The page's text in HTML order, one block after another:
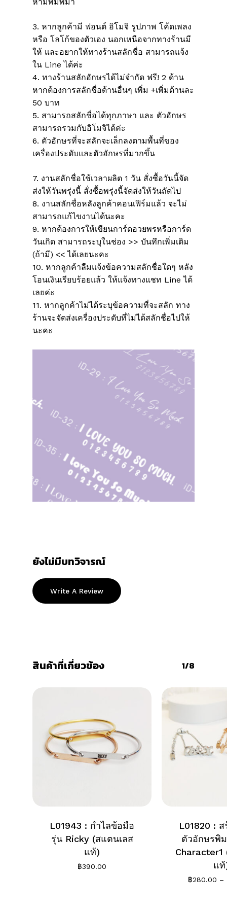
3. หากลูกค้ามี ฟอนต์ อิโมจิ รูปภาพ โค้ดเพลง
หรือ โลโก้ของตัวเอง นอกเหนือจากทางร้านมี
ให้ และอยากให้ทางร้านสลักชื่อ สามารถแจ้ง
ใน Line ได้ค่ะ
4. ทางร้านสลักอักษรได้ไม่จำกัด ฟรี! 2 ด้าน
หากต้องการสลักชื่อด้านอื่นๆ เพิ่ม +เพิ่มด้านละ
50 บาท
5. สามารถสลักชื่อได้ทุกภาษา และ ตัวอักษร
สามารถรวมกับอิโมจิได้ค่ะ
6. ตัวอักษรที่จะสลักจะเล็กลงตามพื้นที่ของ
เครื่องประดับและตัวอักษรที่มากขึ้น
7. งานสลักชื่อใช้เวลาผลิต 1 วัน สั่งซื้อวันนี้จัด
ส่งให้วันพรุ่งนี้ สั่งซื้อพรุ่งนี้จัดส่งให้วันถัดไป
8. งานสลักชื่อหลังลูกค้าคอนเฟิร์มแล้ว จะไม่
สามารถแก้ไขงานได้นะคะ
9. หากต้องการให้เขียนการ์ดอวยพรหรือการ์ด
วันเกิด สามารถระบุในช่อง >> บันทึกเพิ่มเติม
(ถ้ามี) << ได้เลยนะคะ
10. หากลูกค้าลืมแจ้งข้อความสลักชื่อใดๆ หลัง
โอนเงินเรียบร้อยแล้ว ให้แจ้งทางแชท Line ได้
เลยค่ะ
11. หากลูกค้าไม่ได้ระบุข้อความที่จะสลัก ทาง
ร้านจะจัดส่งเครื่องประดับที่ไม่ได้สลักชื่อไปให้
นะคะ
ยังไม่มีบทวิจารณ์
Write A Review
สินค้าที่เกี่ยวข้อง 1/8
L01943 : กำไลข้อมือ
รุ่น Ricky (สแตนเลส
แท้)
฿390.00
L01820 :
ตัวอักษรพิ
Character1
แ
฿280.00 –